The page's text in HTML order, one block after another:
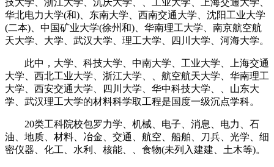
华北电力大学(和)、东南大学、西南交通大学、沈阳工业大学
(二本)、中国矿业大学(徐州和)、华南理工大学、南京航空航
天大学、大学、武汉大学、理工大学、四川大学、河海大学。
此中，大学、科技大学、中南大学、工业大学、上海交通
大学、西北工业大学、浙江大学、、航空航天大学、华南理工
大学、西安交通大学、四川大学、华中科技大学、、山东大
学、武汉理工大学的材料科学取工程是国度一级沉点学科。
20类工科院校包罗力学、机械、电子、消息、电力、石
油、地质、材料、冶金、交通、航空、船舶、刀兵、光学、细
密仪器、化工、水利、核能、、食物(未列入建建、土木等)。